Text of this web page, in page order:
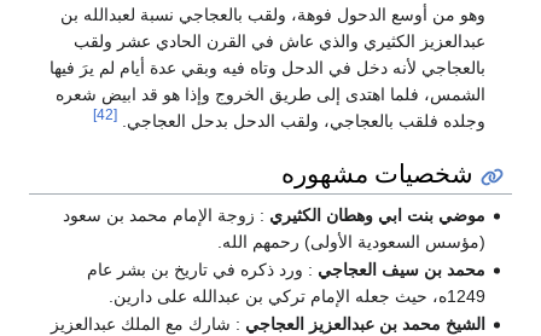
وهو من أوسع الدحول فوهة، ولقب بالعجاجي نسبة لعبدالله بن
عبدالعزيز الكثيري والذي عاش في القرن الحادي عشر ولقب
بالعجاجي لأنه دخل في الدحل وتاه فيه وبقي عدة أيام لم يرَ فيها
الشمس، فلما اهتدى إلى طريق الخروج وإذا هو قد ابيض شعره
وجلده فلقب بالعجاجي، ولقب الدحل بدحل العجاجي.[42]
شخصيات مشهوره
موضي بنت ابي وهطان الكثيري : زوجة الإمام محمد بن سعود
(مؤسس السعودية الأولى) رحمهم الله.
محمد بن سيف العجاجي : ورد ذكره في تاريخ بن بشر عام
1249ه، حيث جعله الإمام تركي بن عبدالله على دارين.
الشيخ محمد بن عبدالعزيز العجاجي : شارك مع الملك عبدالعزيز